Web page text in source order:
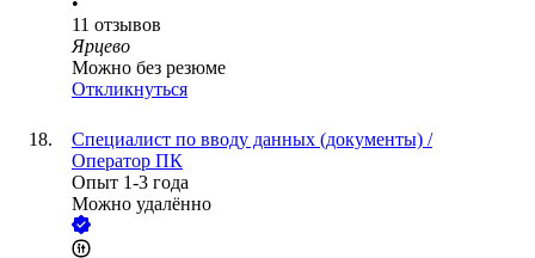
11 отзывов
Ярцево
Можно без резюме
Откликнуться
Специалист по вводу данных (документы) /
Оператор ПК
Опыт 1-3 года
Можно удалённо